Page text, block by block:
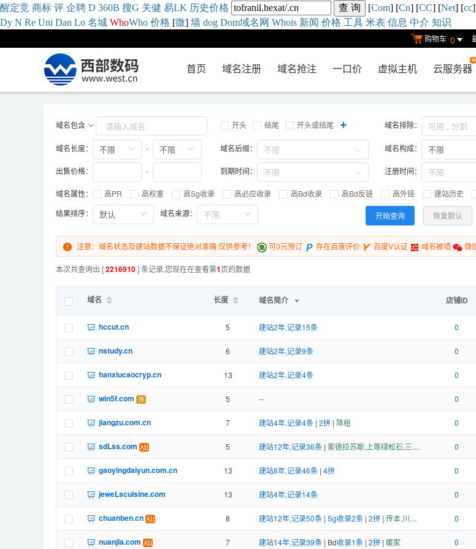
醒定竞 商标 评 企聘 D 360B 搜G 关健 易LK 历史价格 [Com] [Cn] [CC] [Net] [cc]
Dy N Re Uni Dan Lo 名城 WhoWho 价格 [微] 墙 dog Dom域名网 Whois 新闻 价格 工具 米表 信息 中介 知识